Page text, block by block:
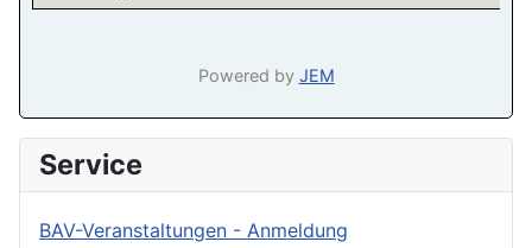
Powered by JEM
Service
BAV-Veranstaltungen - Anmeldung